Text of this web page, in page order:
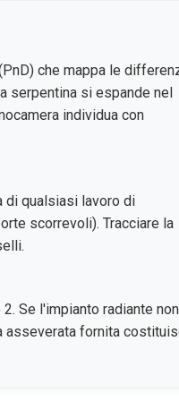
che mappa le
serpentina si espande nel
individua con
di qualsiasi lavoro di
scorrevoli). Tracciare la
Se l'impianto radiante non
asseverata fornita